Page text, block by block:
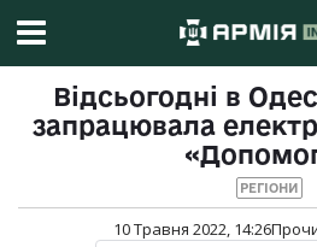
Відсьогодні в
запрацювала
РЕГІОНИ
10 Травня 2022, 14:26